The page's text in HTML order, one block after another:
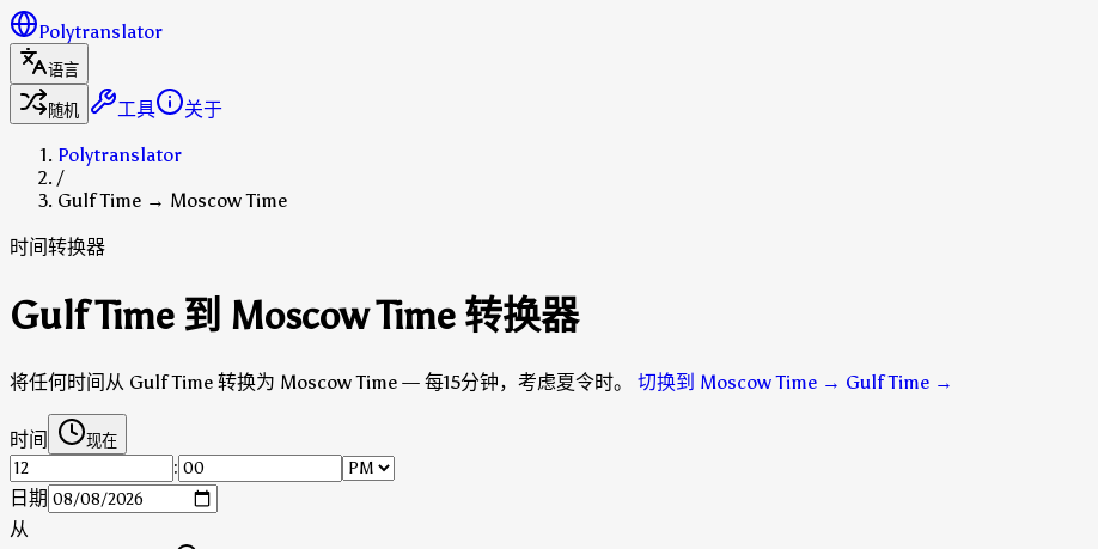
Polytranslator
语言
随机
工具
关于
Polytranslator
/
Gulf Time → Moscow Time
时间转换器
Gulf Time 到 Moscow Time 转换器
将任何时间从 Gulf Time 转换为 Moscow Time — 每15分钟，考虑夏令时。 切换到 Moscow Time → Gulf Time →
时间 现在
:
日期
从